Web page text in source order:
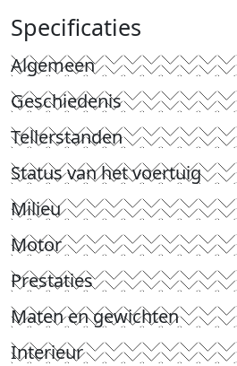
Specificaties
Algemeen
Geschiedenis
Tellerstanden
Status van het voertuig
Milieu
Motor
Prestaties
Maten en gewichten
Interieur